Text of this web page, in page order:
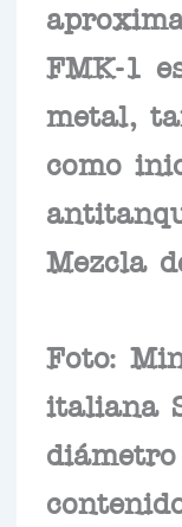
FMK-1
metal,
como
Mezcla
Foto:
italiana